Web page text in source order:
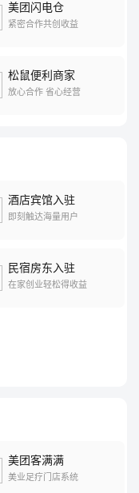
美团闪电仓
紧密合作共创收益
松鼠便利商家
放心合作 省心经营
酒店宾馆入驻
即刻触达海量用户
民宿房东入驻
在家创业轻松得收益
美团客满满
美业足疗门店系统